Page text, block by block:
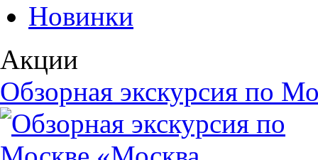
Новинки
Акции
Обзорная экскурсия по